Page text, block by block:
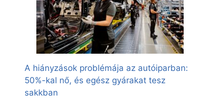
A hiányzások problémája az autóiparban:
50%-kal nő, és egész gyárakat tesz
sakkban